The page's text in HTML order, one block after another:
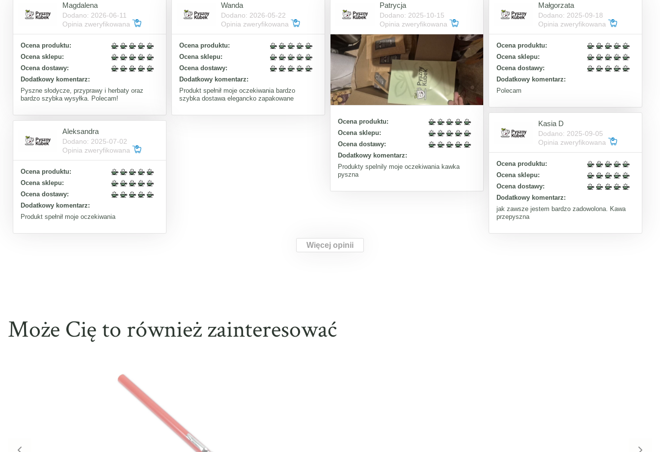
Magdalena
Dodano: 2026-06-11
Opinia zweryfikowana
Ocena produktu:
Ocena sklepu:
Ocena dostawy:
Dodatkowy komentarz:
Pyszne słodycze, przyprawy i herbaty oraz
bardzo szybka wysyłka. Polecam!
Wanda
Dodano: 2026-05-22
Opinia zweryfikowana
Ocena produktu:
Ocena sklepu:
Ocena dostawy:
Dodatkowy komentarz:
Produkt spełnił moje oczekiwania bardzo
szybka dostawa elegancko zapakowane
Patrycja
Dodano: 2025-10-15
Opinia zweryfikowana
Ocena produktu:
Ocena sklepu:
Ocena dostawy:
Dodatkowy komentarz:
Produkty spelnily moje oczekiwania kawka
pyszna
Małgorzata
Dodano: 2025-09-18
Opinia zweryfikowana
Ocena produktu:
Ocena sklepu:
Ocena dostawy:
Dodatkowy komentarz:
Polecam
Kasia D
Dodano: 2025-09-05
Opinia zweryfikowana
Ocena produktu:
Ocena sklepu:
Ocena dostawy:
Dodatkowy komentarz:
jak zawsze jestem bardzo zadowolona. Kawa
przepyszna
Aleksandra
Dodano: 2025-07-02
Opinia zweryfikowana
Ocena produktu:
Ocena sklepu:
Ocena dostawy:
Dodatkowy komentarz:
Produkt spełnił moje oczekiwania
Więcej opinii
Może Cię to również zainteresować